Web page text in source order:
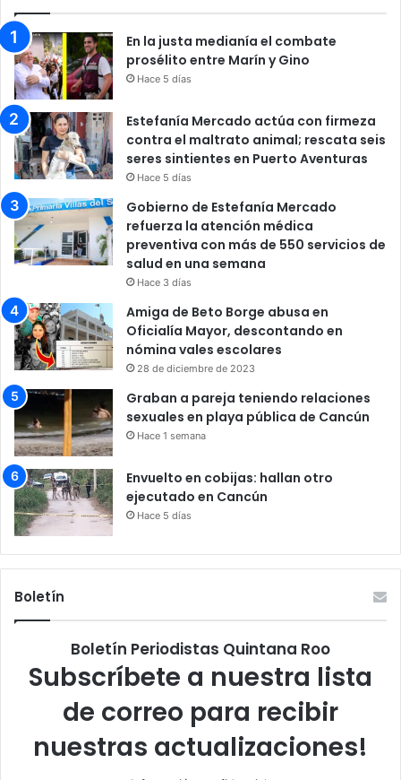
En la justa medianía el combate
prosélito entre Marín y Gino
Hace 5 días
Estefanía Mercado actúa con firmeza
contra el maltrato animal; rescata seis
seres sintientes en Puerto Aventuras
Hace 5 días
Gobierno de Estefanía Mercado
refuerza la atención médica
preventiva con más de 550 servicios de
salud en una semana
Hace 3 días
Amiga de Beto Borge abusa en
Oficialía Mayor, descontando en
nómina vales escolares
28 de diciembre de 2023
Graban a pareja teniendo relaciones
sexuales en playa pública de Cancún
Hace 1 semana
Envuelto en cobijas: hallan otro
ejecutado en Cancún
Hace 5 días
Boletín
Boletín Periodistas Quintana Roo
Subscríbete a nuestra lista
de correo para recibir
nuestras actualizaciones!